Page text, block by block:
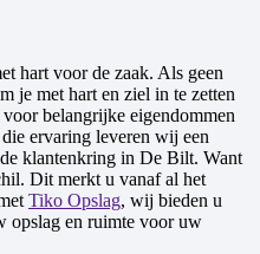
hart voor de zaak. Als geen
je met hart en ziel in te zetten
belangrijke eigendommen
ervaring leveren wij een
klantenkring in De Bilt. Want
Dit merkt u vanaf al het
Tiko Opslag, wij bieden u
opslag en ruimte voor uw